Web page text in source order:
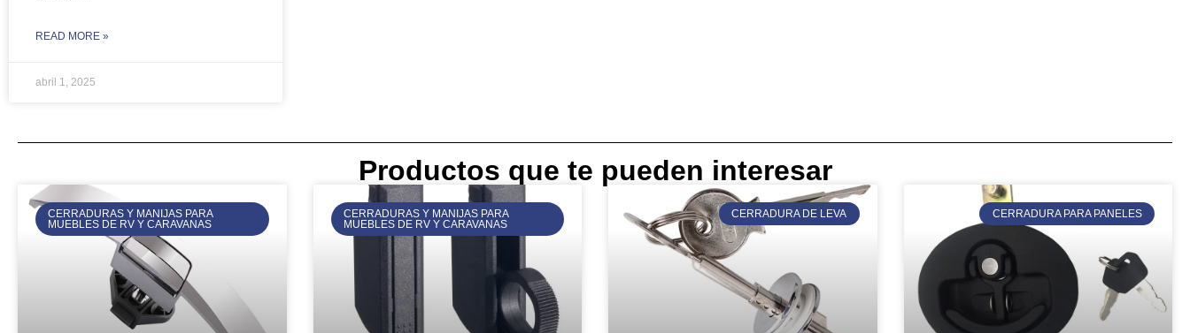
READ MORE »
abril 1, 2025
Productos que te pueden interesar
CERRADURAS Y MANIJAS PARA
MUEBLES DE RV Y CARAVANAS
CERRADURAS Y MANIJAS PARA
MUEBLES DE RV Y CARAVANAS
CERRADURA DE LEVA CERRADURA PARA PANELES